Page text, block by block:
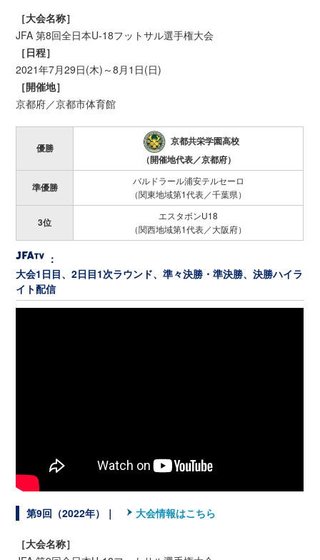
［大会名称］
JFA 第8回全日本U-18フットサル選手権大会
［日程］
2021年7月29日(木)～8月1日(日)
［開催地］
京都府／京都市体育館
優勝
京都共栄学園高校
（開催地代表／京都府）
準優勝
バルドラール浦安テルセーロ
（関東地域第1代表／千葉県）
3位
エスタボンU18
（関西地域第1代表／大阪府）
：
大会1日目、2日目1次ラウンド、準々決勝・準決勝、決勝ハイラ
イト配信
第9回（2022年）｜ 大会情報はこちら
［大会名称］